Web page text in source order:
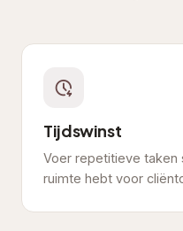
Tijdswinst
Voer repetitieve taken
ruimte hebt voor